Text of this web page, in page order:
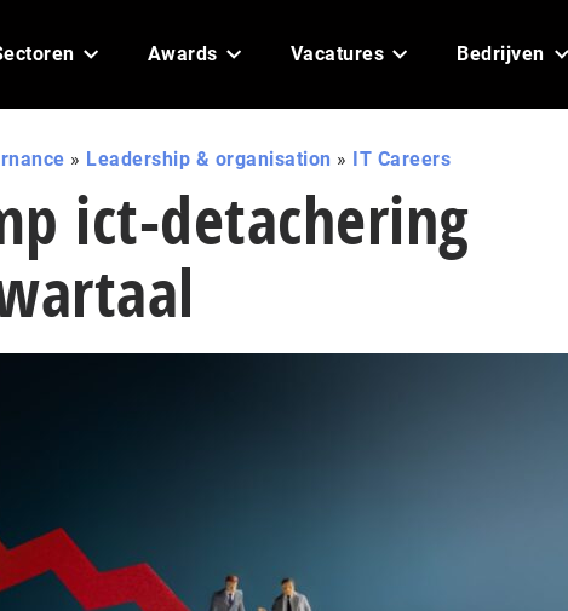
Awards Vacatures Bedrijven
» Leadership & organisation » IT Careers
ict-detachering